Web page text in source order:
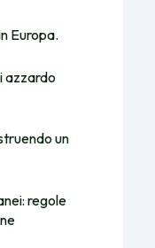
Europa.
azzardo
un
regole